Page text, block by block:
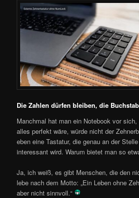
Die Zahlen dürfen bleiben, die
Manchmal hat man ein Notebook vor
alles perfekt wäre, würde nicht der
eben eine Tastatur, die genau an der
interessant wird. Warum bietet man so
Ja, ich weiß, es gibt Menschen, die den
lebe nach dem Motto: „Ein Leben ohne
aber nicht sinnvoll.“